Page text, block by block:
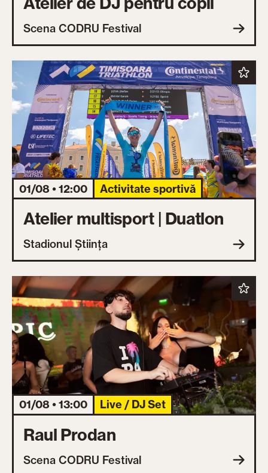
Scena CODRU Festival
01/08 • 12:00 Activitate sportivă
Atelier multisport | Duatlon
Stadionul Știința
01/08 • 13:00 Live / DJ Set
Raul Prodan
Scena CODRU Festival